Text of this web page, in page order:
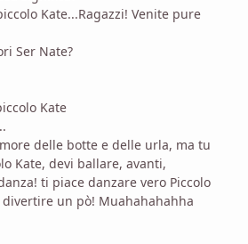
Kate...Ragazzi! Venite pure
Ser Nate?
Kate
delle botte e delle urla, ma tu
Kate, devi ballare, avanti,
ti piace danzare vero Piccolo
divertire un pò! Muahahahahha